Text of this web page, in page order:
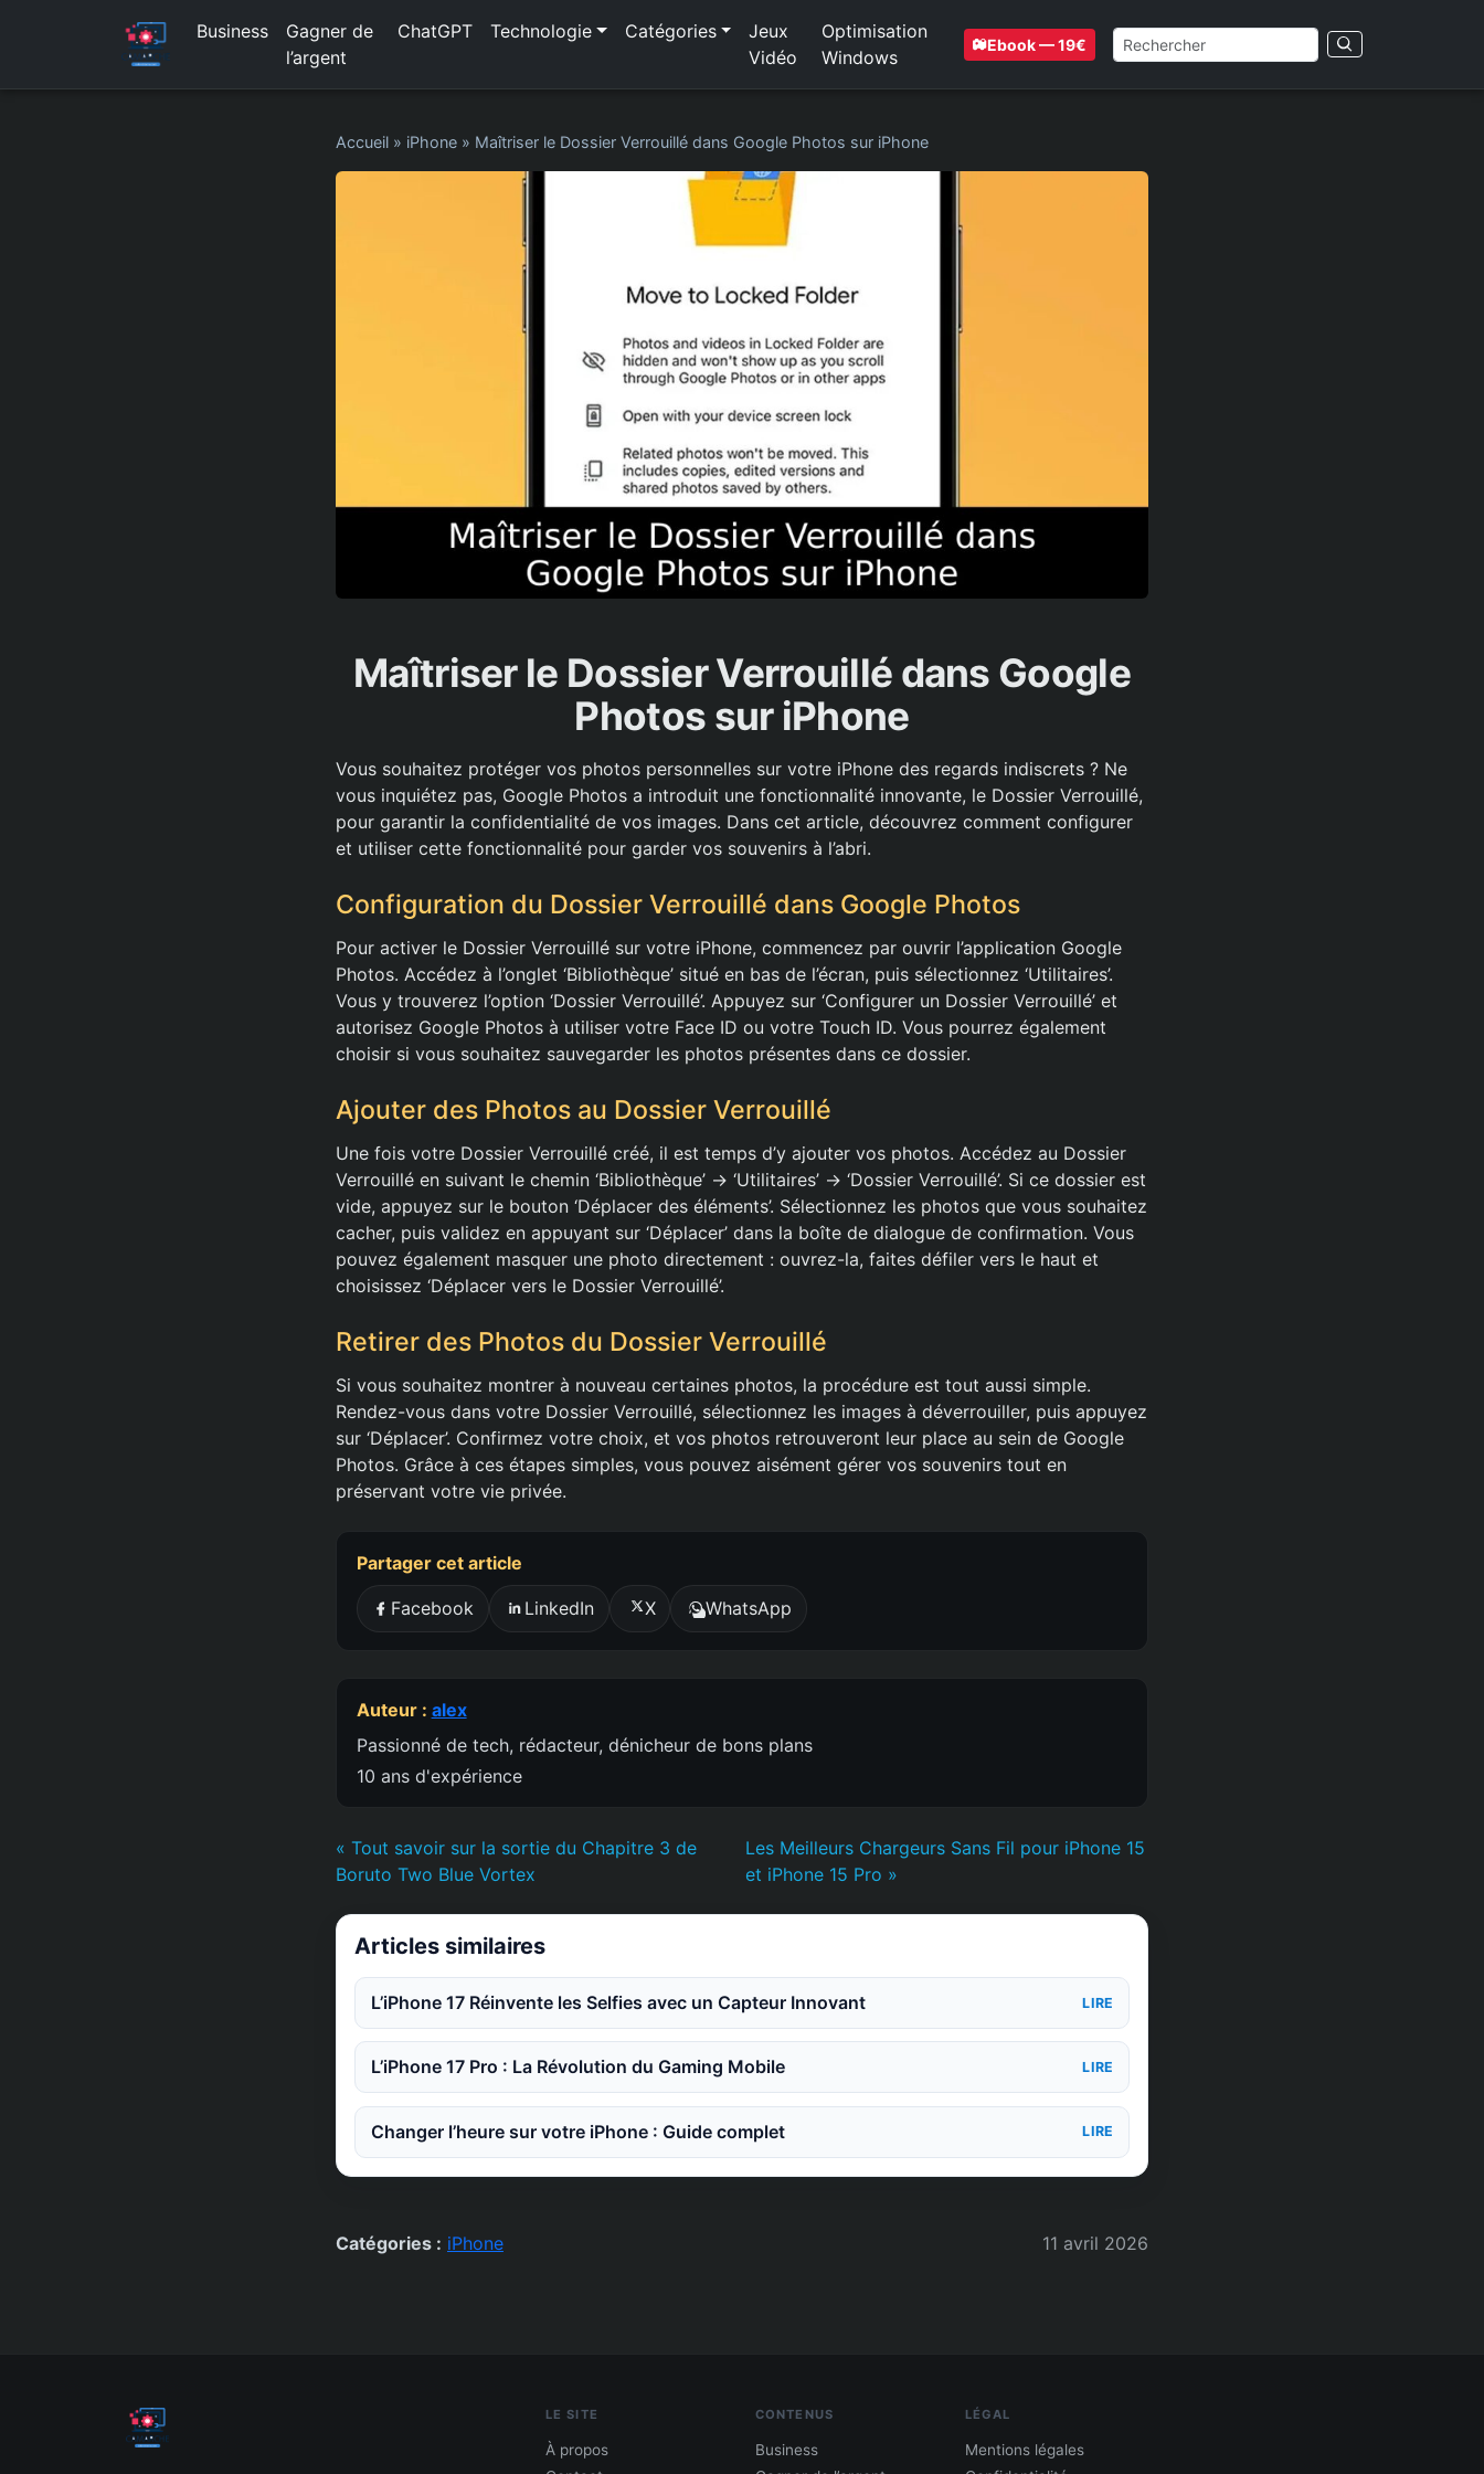
Business
Gagner de
l’argent
ChatGPT Technologie Catégories
Jeux
Vidéo
Optimisation
Windows
Ebook — 19€
Accueil » iPhone » Maîtriser le Dossier Verrouillé dans Google Photos sur iPhone
Maîtriser le Dossier Verrouillé dans Google
Photos sur iPhone
Vous souhaitez protéger vos photos personnelles sur votre iPhone des regards indiscrets ? Ne
vous inquiétez pas, Google Photos a introduit une fonctionnalité innovante, le Dossier Verrouillé,
pour garantir la confidentialité de vos images. Dans cet article, découvrez comment configurer
et utiliser cette fonctionnalité pour garder vos souvenirs à l’abri.
Configuration du Dossier Verrouillé dans Google Photos
Pour activer le Dossier Verrouillé sur votre iPhone, commencez par ouvrir l’application Google
Photos. Accédez à l’onglet ‘Bibliothèque’ situé en bas de l’écran, puis sélectionnez ‘Utilitaires’.
Vous y trouverez l’option ‘Dossier Verrouillé’. Appuyez sur ‘Configurer un Dossier Verrouillé’ et
autorisez Google Photos à utiliser votre Face ID ou votre Touch ID. Vous pourrez également
choisir si vous souhaitez sauvegarder les photos présentes dans ce dossier.
Ajouter des Photos au Dossier Verrouillé
Une fois votre Dossier Verrouillé créé, il est temps d’y ajouter vos photos. Accédez au Dossier
Verrouillé en suivant le chemin ‘Bibliothèque’ -> ‘Utilitaires’ -> ‘Dossier Verrouillé’. Si ce dossier est
vide, appuyez sur le bouton ‘Déplacer des éléments’. Sélectionnez les photos que vous souhaitez
cacher, puis validez en appuyant sur ‘Déplacer’ dans la boîte de dialogue de confirmation. Vous
pouvez également masquer une photo directement : ouvrez-la, faites défiler vers le haut et
choisissez ‘Déplacer vers le Dossier Verrouillé’.
Retirer des Photos du Dossier Verrouillé
Si vous souhaitez montrer à nouveau certaines photos, la procédure est tout aussi simple.
Rendez-vous dans votre Dossier Verrouillé, sélectionnez les images à déverrouiller, puis appuyez
sur ‘Déplacer’. Confirmez votre choix, et vos photos retrouveront leur place au sein de Google
Photos. Grâce à ces étapes simples, vous pouvez aisément gérer vos souvenirs tout en
préservant votre vie privée.
Partager cet article
Facebook LinkedIn X WhatsApp
Auteur : alex
Passionné de tech, rédacteur, dénicheur de bons plans
10 ans d'expérience
« Tout savoir sur la sortie du Chapitre 3 de
Boruto Two Blue Vortex
Les Meilleurs Chargeurs Sans Fil pour iPhone 15
et iPhone 15 Pro »
Articles similaires
L’iPhone 17 Réinvente les Selfies avec un Capteur Innovant LIRE
L’iPhone 17 Pro : La Révolution du Gaming Mobile LIRE
Changer l’heure sur votre iPhone : Guide complet LIRE
Catégories : iPhone 11 avril 2026
LE SITE
À propos
CONTENUS
Business
LÉGAL
Mentions légales